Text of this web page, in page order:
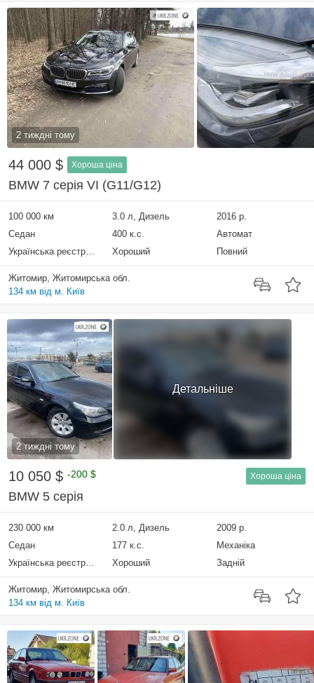
2 тиждні тому
44 000 $ Хороша ціна
BMW 7 серія VI (G11/G12)
100 000 км 3.0 л, Дизель
2016 р.
Седан
400 к.с.
Автомат
Українська реєстрація
Хороший Повний
Житомир, Житомирська обл.
134 км від м. Київ
2 тиждні тому
Детальніше
10 050 $ -200 $ Хороша ціна
BMW 5 серія
230 000 км 2.0 л, Дизель
2009 р.
Седан
177 к.с.
Механіка
Українська реєстрація
Хороший Задній
Житомир, Житомирська обл.
134 км від м. Київ